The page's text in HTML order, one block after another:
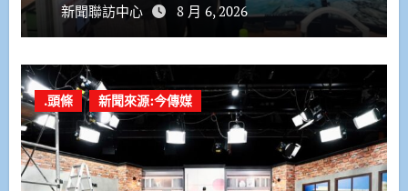
新聞聯訪中心 8 月 6, 2026
.頭條 新聞來源:今傳媒